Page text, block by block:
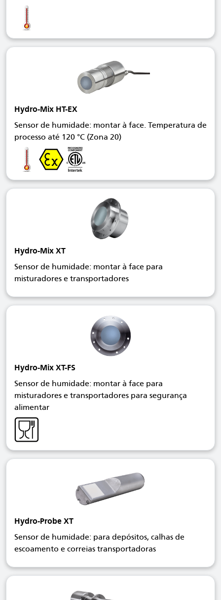
Hydro-Mix HT-EX
Sensor de humidade: montar à face. Temperatura de
processo até 120 °C (Zona 20)
Hydro-Mix XT
Sensor de humidade: montar à face para
misturadores e transportadores
Hydro-Mix XT-FS
Sensor de humidade: montar à face para
misturadores e transportadores para segurança
alimentar
Hydro-Probe XT
Sensor de humidade: para depósitos, calhas de
escoamento e correias transportadoras